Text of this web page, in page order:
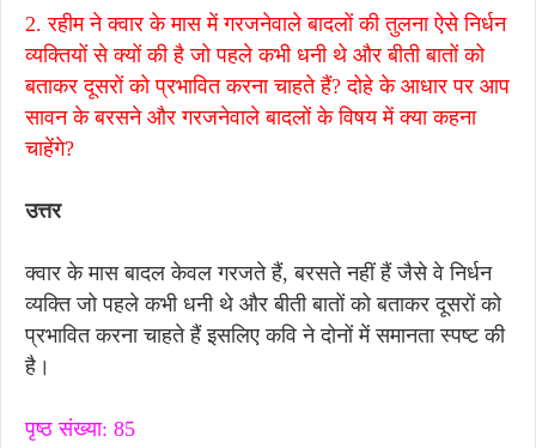
2. रहीम ने क्वार के मास में गरजनेवाले बादलों की तुलना ऐसे निर्धन
व्यक्तियों से क्यों की है जो पहले कभी धनी थे और बीती बातों को
बताकर दूसरों को प्रभावित करना चाहते हैं? दोहे के आधार पर आप
सावन के बरसने और गरजनेवाले बादलों के विषय में क्या कहना
चाहेंगे?
उत्तर
क्वार के मास बादल केवल गरजते हैं, बरसते नहीं हैं जैसे वे निर्धन
व्यक्ति जो पहले कभी धनी थे और बीती बातों को बताकर दूसरों को
प्रभावित करना चाहते हैं इसलिए कवि ने दोनों में समानता स्पष्ट की
है।
पृष्ठ संख्या: 85